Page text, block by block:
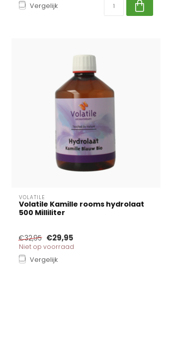
Vergelijk
VOLATILE
Volatile Kamille rooms hydrolaat
500 Milliliter
€32,95 €29,95
Niet op voorraad
Vergelijk